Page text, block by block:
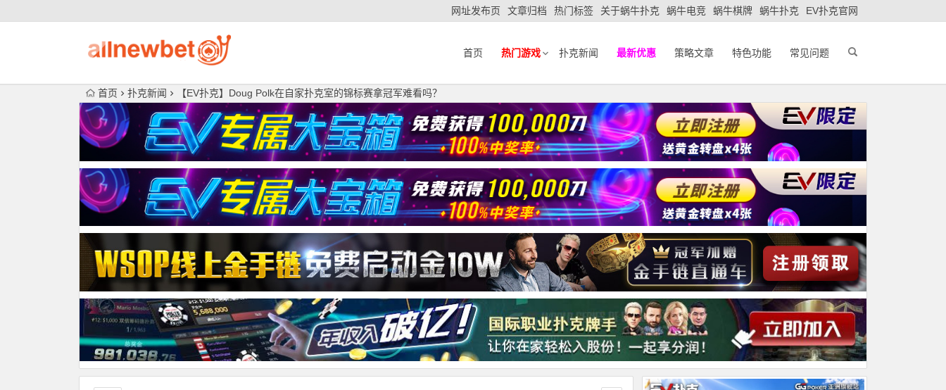
网址发布页 文章归档 热门标签 关于蜗牛扑克 蜗牛电竞 蜗牛棋牌 蜗牛扑克 EV扑克官网
首页 热门游戏 扑克新闻 最新优惠 策略文章 特色功能 常见问题
首页 扑克新闻 【EV扑克】Doug Polk在自家扑克室的锦标赛拿冠军难看吗？